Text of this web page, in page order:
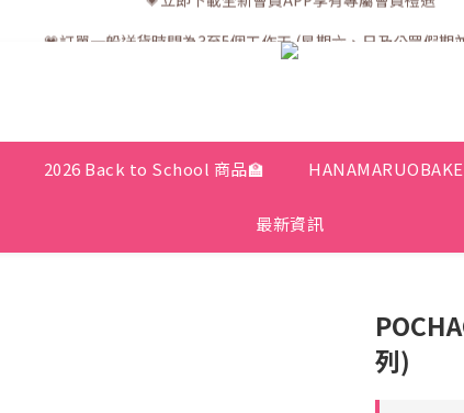
2026 Back to School 商品🏫
最新資訊
列)